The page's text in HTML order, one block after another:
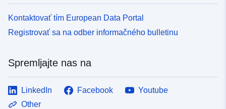
Kontaktovať tím European Data Portal
Registrovať sa na odber informačného bulletinu
Spremljajte nas na
LinkedIn Facebook
Youtube
Other